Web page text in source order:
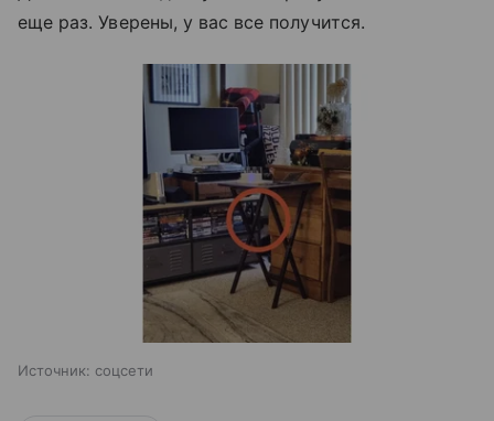
еще раз. Уверены, у вас все получится.
Источник: соцсети